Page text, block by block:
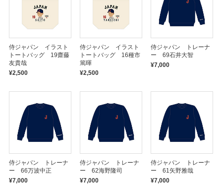
侍ジャパン イラスト
トートバッグ 19齋藤
友貴哉
¥2,500
侍ジャパン イラスト
トートバッグ 16種市
篤暉
¥2,500
侍ジャパン トレーナ
ー 69石井大智
¥7,000
侍ジャパン トレーナ
ー 66万波中正
¥7,000
侍ジャパン トレーナ
ー 62海野隆司
¥7,000
侍ジャパン トレーナ
ー 61矢野雅哉
¥7,000